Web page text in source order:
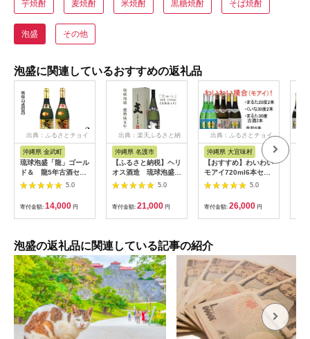
芋焼酎 麦焼酎 米焼酎 黒糖焼酎 そば焼酎
泡盛 その他
泡盛に関連しているおすすめの返礼品
出典：ふるさとチョイ
ス
沖縄県 金武町
琉球泡盛「龍」ゴール
ド＆ 龍5年古酒セッ
ト
5.0
寄付金額: 14,000 円
出典：楽天ふるさと納
税
沖縄県 名護市
【ふるさと納税】ヘリ
オス酒造 琉球泡盛
甕熟成五年古酒「主
(ぬーし)」43度
1800ml【化粧箱入
り】
5.0
寄付金額: 21,000 円
出典：ふるさとチョイ
沖縄県 大宜味村
【おすすめ】わいわい
モアイ720ml6本セッ
ト
5.0
寄付金額: 26,000 円
泡盛の返礼品に関連している記事の紹介